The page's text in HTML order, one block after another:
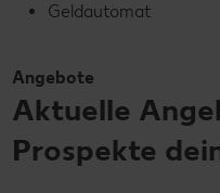
Geldautomat
Angebote
Aktuelle
Prospekte